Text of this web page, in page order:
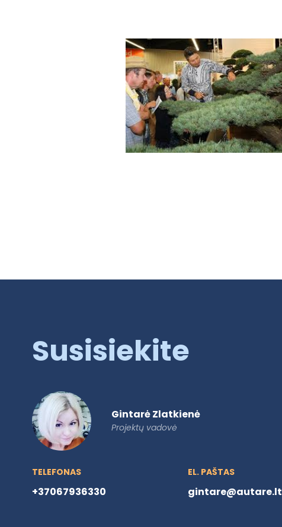
Susisiekite
Gintarė Zlatkienė
Projektų vadovė
TELEFONAS
+37067936330
EL. PAŠTAS
gintare@autare.lt